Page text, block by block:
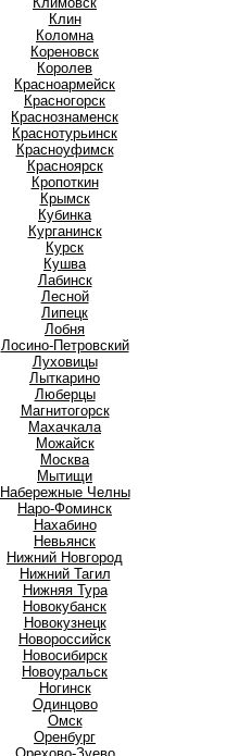
Клин
Коломна
Кореновск
Королев
Красноармейск
Красногорск
Краснознаменск
Краснотурьинск
Красноуфимск
Красноярск
Кропоткин
Крымск
Кубинка
Курганинск
Курск
Кушва
Лабинск
Лесной
Липецк
Лобня
Лосино-Петровский
Луховицы
Лыткарино
Люберцы
Магнитогорск
Махачкала
Можайск
Москва
Мытищи
Набережные Челны
Наро-Фоминск
Нахабино
Невьянск
Нижний Новгород
Нижний Тагил
Нижняя Тура
Новокубанск
Новокузнецк
Новороссийск
Новосибирск
Новоуральск
Ногинск
Одинцово
Омск
Оренбург